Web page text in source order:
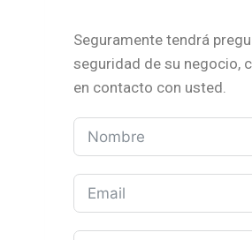
Seguramente tendrá
seguridad de su negocio,
en contacto con usted.